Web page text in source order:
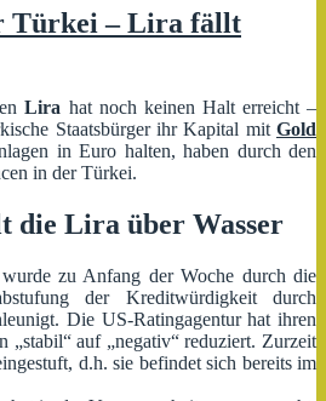
boomt
–
der
Ansturm?
Türkei – Lira fällt
Lira hat noch keinen Halt erreicht –
Staatsbürger ihr Kapital mit Gold
in Euro halten, haben durch den
in der Türkei.
die Lira über Wasser
zu Anfang der Woche durch die
der Kreditwürdigkeit durch
Die US-Ratingagentur hat ihren
auf „negativ“ reduziert. Zurzeit
d.h. sie befindet sich bereits im